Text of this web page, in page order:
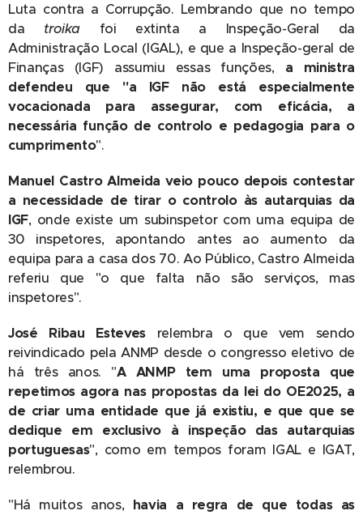
Luta contra a Corrupção. Lembrando que no tempo
da troikafoi extinta a Inspeção-Geral da
Administração Local (IGAL), e que a Inspeção-geral de
Finanças (IGF) assumiu essas funções, a ministra
defendeu que "a IGF não está especialmente
vocacionada para assegurar, com eficácia, a
necessária função de controlo e pedagogia para o
cumprimento".
Manuel Castro Almeida veio pouco depois contestar
a necessidade de tirar o controlo às autarquias da
IGF, onde existe um subinspetor com uma equipa de
30 inspetores, apontando antes ao aumento da
equipa para a casa dos 70. Ao Público, Castro Almeida
referiu que "o que falta não são serviços, mas
inspetores".
José Ribau Esteves relembra o que vem sendo
reivindicado pela ANMP desde o congresso eletivo de
há três anos. "A ANMP tem uma proposta que
repetimos agora nas propostas da lei do OE2025, a
de criar uma entidade que já existiu, e que que se
dedique em exclusivo à inspeção das autarquias
portuguesas", como em tempos foram IGAL e IGAT,
relembrou.
"Há muitos anos, havia a regra de que todas as